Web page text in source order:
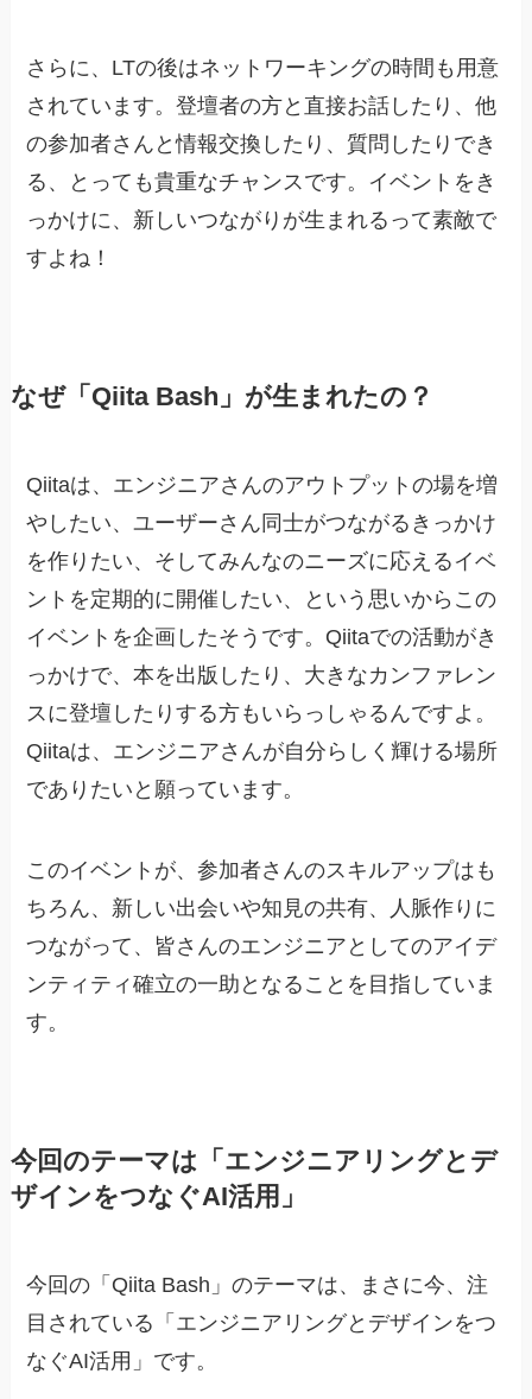
さらに、LTの後はネットワーキングの時間も用意
されています。登壇者の方と直接お話したり、他
の参加者さんと情報交換したり、質問したりでき
る、とっても貴重なチャンスです。イベントをき
っかけに、新しいつながりが生まれるって素敵で
すよね！
なぜ「Qiita Bash」が生まれたの？
Qiitaは、エンジニアさんのアウトプットの場を増
やしたい、ユーザーさん同士がつながるきっかけ
を作りたい、そしてみんなのニーズに応えるイベ
ントを定期的に開催したい、という思いからこの
イベントを企画したそうです。Qiitaでの活動がき
っかけで、本を出版したり、大きなカンファレン
スに登壇したりする方もいらっしゃるんですよ。
Qiitaは、エンジニアさんが自分らしく輝ける場所
でありたいと願っています。
このイベントが、参加者さんのスキルアップはも
ちろん、新しい出会いや知見の共有、人脈作りに
つながって、皆さんのエンジニアとしてのアイデ
ンティティ確立の一助となることを目指していま
す。
今回のテーマは「エンジニアリングとデ
ザインをつなぐAI活用」
今回の「Qiita Bash」のテーマは、まさに今、注
目されている「エンジニアリングとデザインをつ
なぐAI活用」です。